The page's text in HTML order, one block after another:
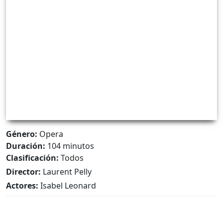
Género: Opera
Duración: 104 minutos
Clasificación: Todos
Director: Laurent Pelly
Actores: Isabel Leonard